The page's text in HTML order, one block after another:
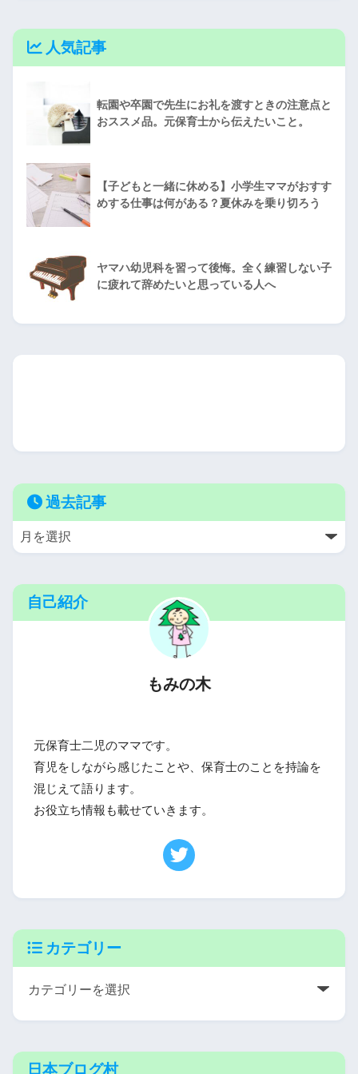
人気記事
転園や卒園で先生にお礼を渡すときの注意点と
おススメ品。元保育士から伝えたいこと。
【子どもと一緒に休める】小学生ママがおすす
めする仕事は何がある？夏休みを乗り切ろう
ヤマハ幼児科を習って後悔。全く練習しない子
に疲れて辞めたいと思っている人へ
過去記事
自己紹介
もみの木
元保育士二児のママです。
育児をしながら感じたことや、保育士のことを持論を
混じえて語ります。
お役立ち情報も載せていきます。
カテゴリー
日本ブログ村